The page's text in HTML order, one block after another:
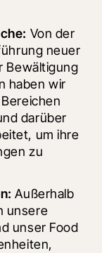
Von der
neuer
Bewältigung
haben wir
darüber
um ihre
zu
Außerhalb
unsere
unser Food